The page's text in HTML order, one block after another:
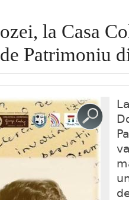
la Casa
Patrimoniu